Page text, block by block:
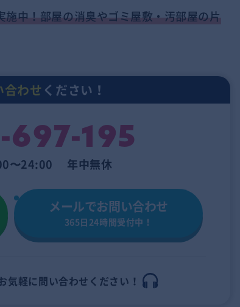
中！部屋の消臭やゴミ屋敷・汚部屋の片
合わせ ください！
697-195
〜24:00 年中無休
メールでお問い合わせ
365日24時間受付中！
気軽に問い合わせください！